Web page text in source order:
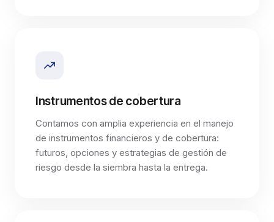
Instrumentos de cobertura
Contamos con amplia experiencia en el manejo
de instrumentos financieros y de cobertura:
futuros, opciones y estrategias de gestión de
riesgo desde la siembra hasta la entrega.